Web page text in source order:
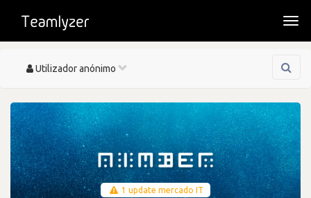
Toggle
Utilizador anónimo
1 update mercado IT